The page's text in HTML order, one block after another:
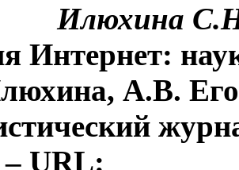
Илюхина
Интернет:
А.В.
URL: